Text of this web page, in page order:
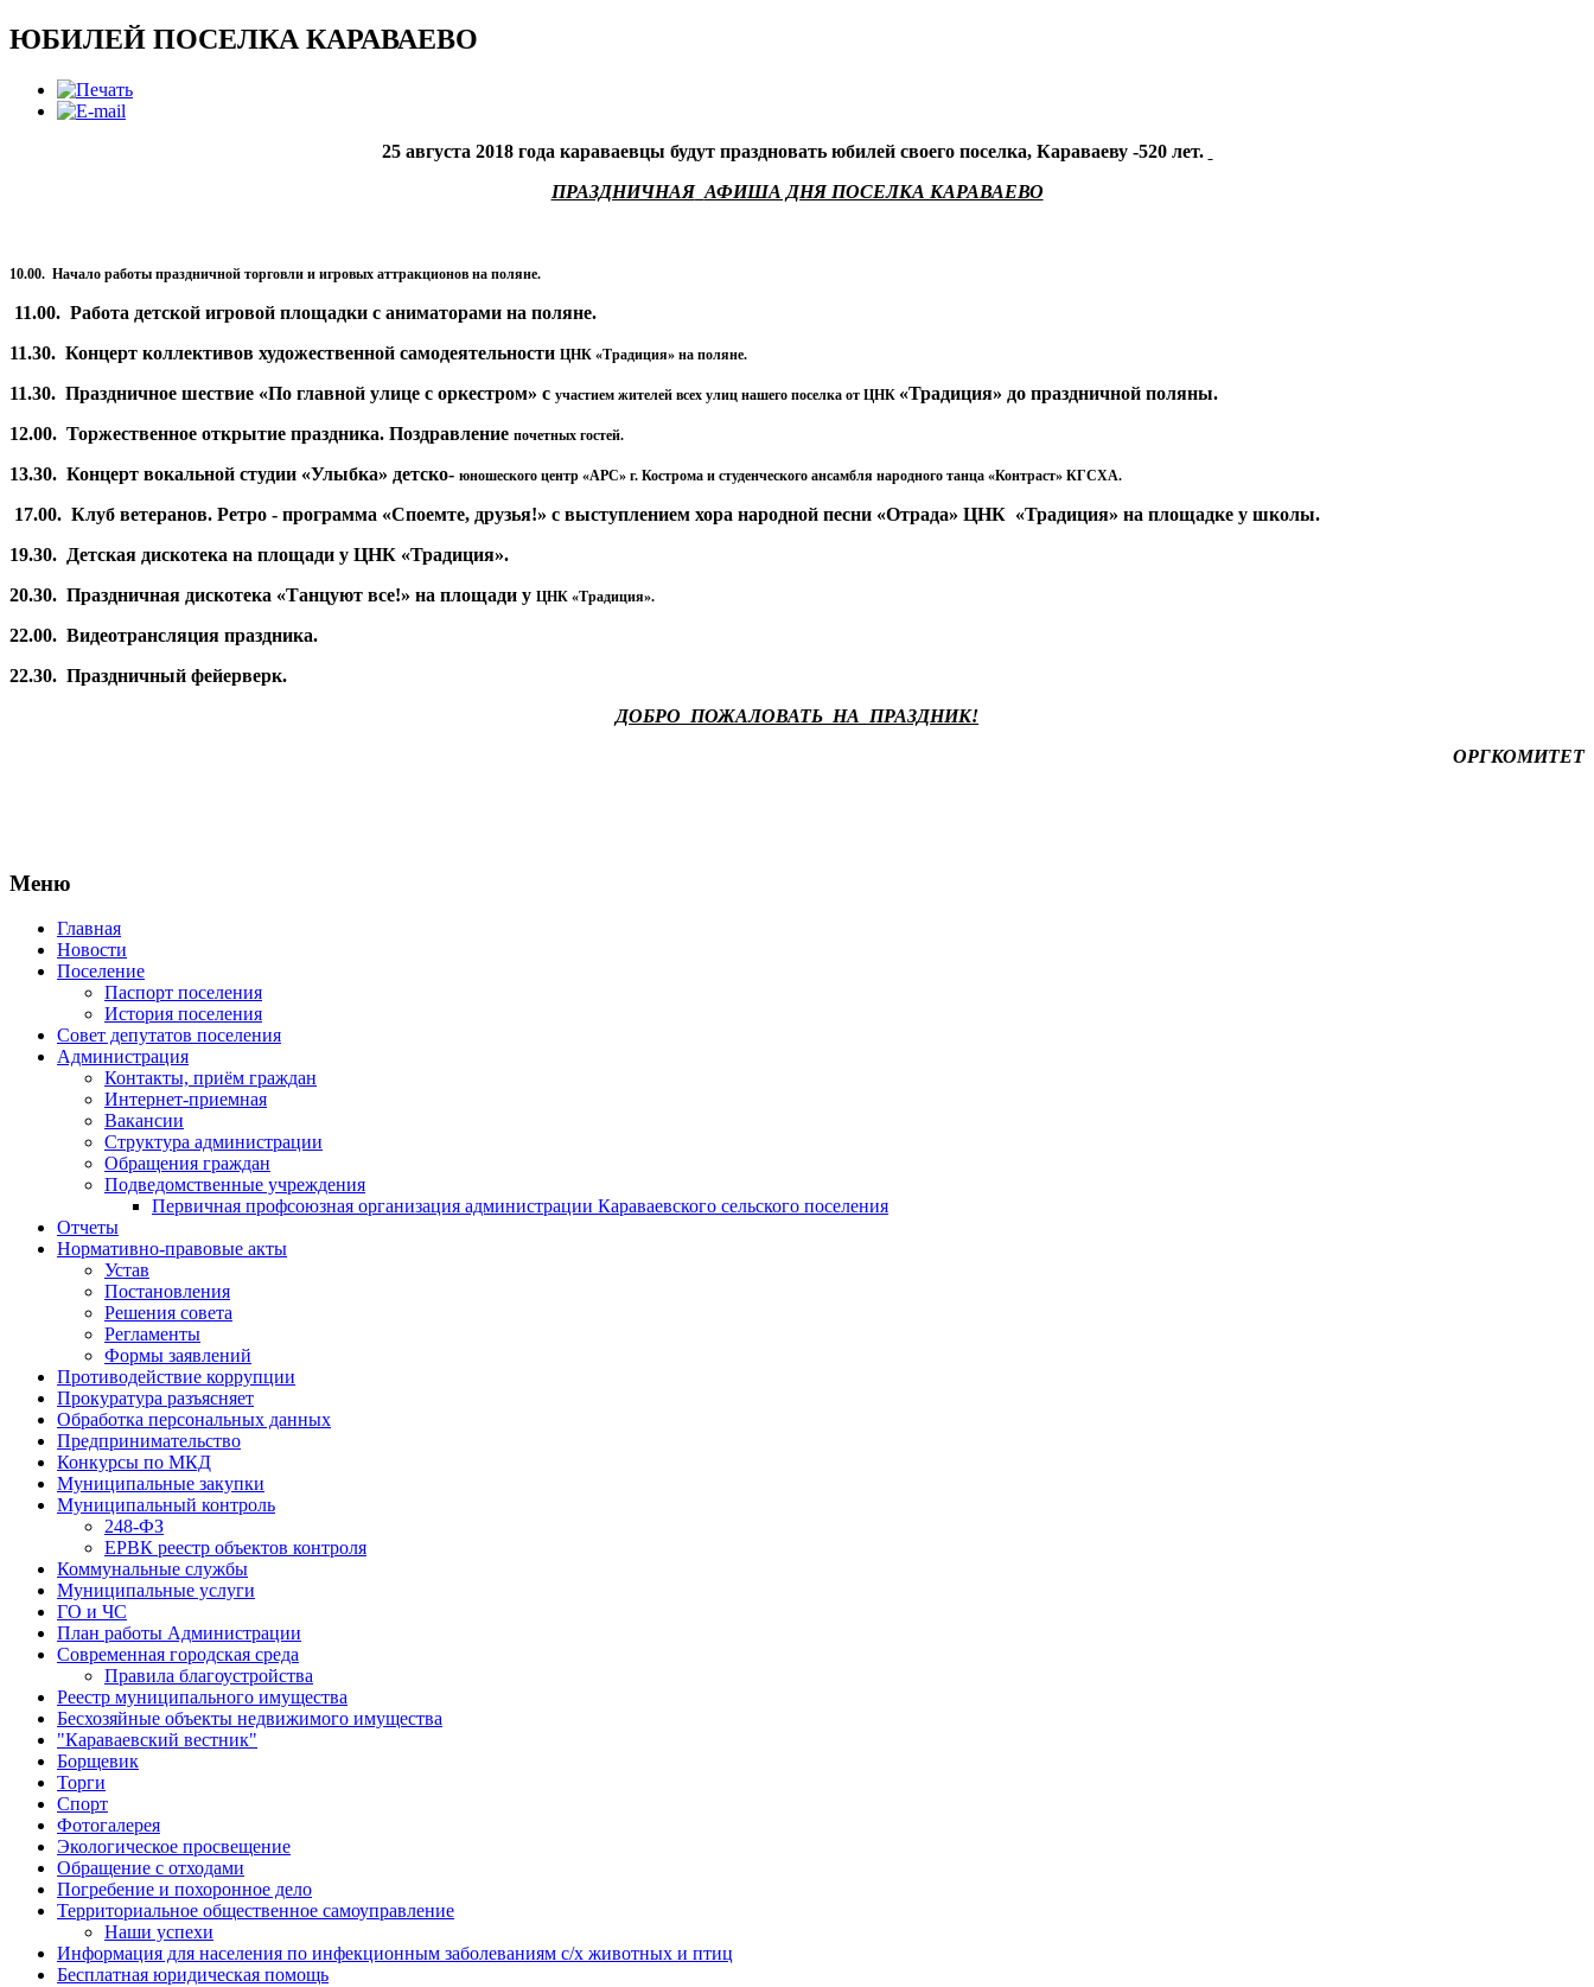
ЮБИЛЕЙ ПОСЕЛКА КАРАВАЕВО
25 августа 2018 года караваевцы будут праздновать юбилей своего поселка, Караваеву -520 лет.
ПРАЗДНИЧНАЯ АФИША ДНЯ ПОСЕЛКА КАРАВАЕВО
10.00. Начало работы праздничной торговли и игровых аттракционов на поляне.
11.00. Работа детской игровой площадки с аниматорами на поляне.
11.30. Концерт коллективов художественной самодеятельности ЦНК «Традиция» на поляне.
11.30. Праздничное шествие «По главной улице с оркестром» с участием жителей всех улиц нашего поселка от ЦНК «Традиция» до праздничной поляны.
12.00. Торжественное открытие праздника. Поздравление почетных гостей.
13.30. Концерт вокальной студии «Улыбка» детско- юношеского центр «АРС» г. Кострома и студенческого ансамбля народного танца «Контраст» КГСХА.
17.00. Клуб ветеранов. Ретро - программа «Споемте, друзья!» с выступлением хора народной песни «Отрада» ЦНК «Традиция» на площадке у школы.
19.30. Детская дискотека на площади у ЦНК «Традиция».
20.30. Праздничная дискотека «Танцуют все!» на площади у ЦНК «Традиция».
22.00. Видеотрансляция праздника.
22.30. Праздничный фейерверк.
ДОБРО ПОЖАЛОВАТЬ НА
ПРАЗДНИК!
ОРГКОМИТЕТ
Меню
Главная
Новости
Поселение
Паспорт поселения
История поселения
Совет депутатов поселения
Администрация
Контакты, приём граждан
Интернет-приемная
Вакансии
Структура администрации
Обращения граждан
Подведомственные учреждения
Первичная профсоюзная организация администрации Караваевского сельского поселения
Отчеты
Нормативно-правовые акты
Устав
Постановления
Решения совета
Регламенты
Формы заявлений
Противодействие коррупции
Прокуратура разъясняет
Обработка персональных данных
Предпринимательство
Конкурсы по МКД
Муниципальные закупки
Муниципальный контроль
248-ФЗ
ЕРВК реестр объектов контроля
Коммунальные службы
Муниципальные услуги
ГО и ЧС
План работы Администрации
Современная городская среда
Правила благоустройства
Реестр муниципального имущества
Бесхозяйные объекты недвижимого имущества
"Караваевский вестник"
Борщевик
Торги
Спорт
Фотогалерея
Экологическое просвещение
Обращение с отходами
Погребение и похоронное дело
Территориальное общественное самоуправление
Наши успехи
Информация для населения по инфекционным заболеваниям с/х животных и птиц
Бесплатная юридическая помощь